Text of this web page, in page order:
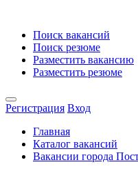
Поиск вакансий
Поиск резюме
Разместить вакансию
Разместить резюме
Регистрация Вход
Главная
Каталог вакансий
Вакансии города